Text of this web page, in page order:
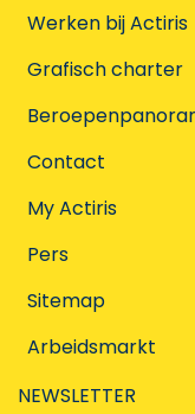
Werken bij Actiris
Grafisch charter
Contact
My Actiris
Pers
Sitemap
Arbeidsmarkt
NEWSLETTER